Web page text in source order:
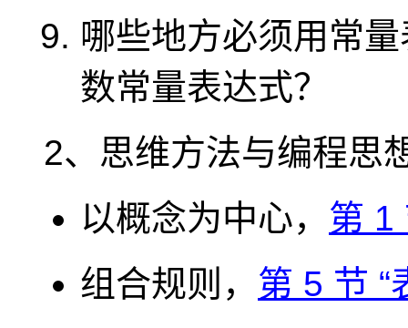
哪些地方必须用常
数常量表达式？
2、思维方法与编程思
以概念为中心， 第 1
组合规则， 第 5 节 “